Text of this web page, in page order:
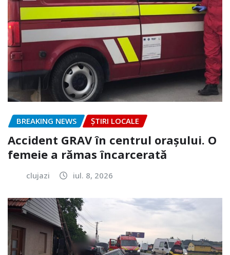
BREAKING NEWS ȘTIRI LOCALE
Accident GRAV în centrul orașului. O
femeie a rămas încarcerată
clujazi iul. 8, 2026